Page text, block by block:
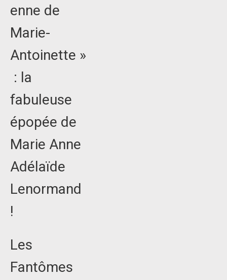
enne de
Marie-
Antoinette »
: la
fabuleuse
épopée de
Marie Anne
Adélaïde
Lenormand
!
Les
Fantômes